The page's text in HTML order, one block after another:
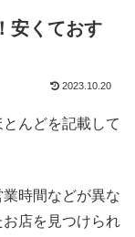
安くておす
2023.10.20
んどを記載して
時間などが異な
店を見つけられ